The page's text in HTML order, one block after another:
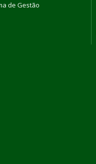
de Gestão